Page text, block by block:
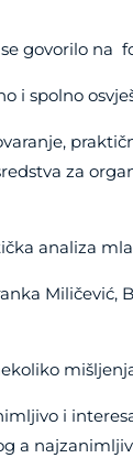
govorilo na
i spolno
za
analiza
Miličević,
i
a